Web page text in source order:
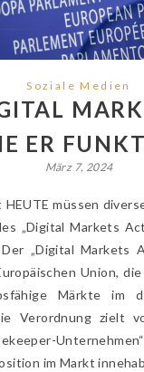
Soziale Medien
ER
März 7, 2024
„Digital Markets
„Digital Markets
Union,
Märkte im
Verordnung zielt
im Markt